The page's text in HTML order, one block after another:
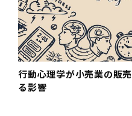
行動心理学が小売業の販
る影響